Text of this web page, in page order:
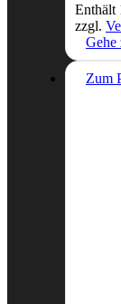
Enthält
zzgl.
Gehe
Zum